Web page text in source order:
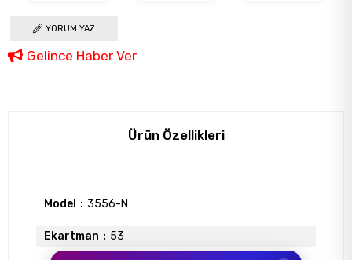
YORUM YAZ
Gelince Haber Ver
Ürün Özellikleri
Model 3556-N
Ekartman 53